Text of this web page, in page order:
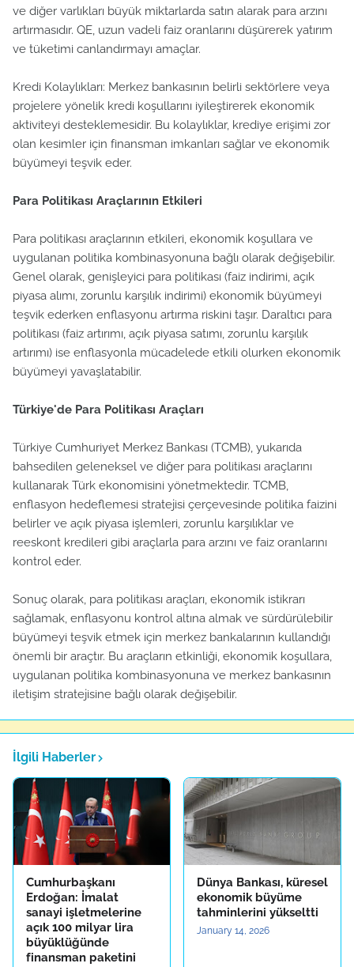
ve diğer varlıkları büyük miktarlarda satın alarak para arzını
artırmasıdır. QE, uzun vadeli faiz oranlarını düşürerek yatırım
ve tüketimi canlandırmayı amaçlar.
Kredi Kolaylıkları: Merkez bankasının belirli sektörlere veya
projelere yönelik kredi koşullarını iyileştirerek ekonomik
aktiviteyi desteklemesidir. Bu kolaylıklar, krediye erişimi zor
olan kesimler için finansman imkanları sağlar ve ekonomik
büyümeyi teşvik eder.
Para Politikası Araçlarının Etkileri
Para politikası araçlarının etkileri, ekonomik koşullara ve
uygulanan politika kombinasyonuna bağlı olarak değişebilir.
Genel olarak, genişleyici para politikası (faiz indirimi, açık
piyasa alımı, zorunlu karşılık indirimi) ekonomik büyümeyi
teşvik ederken enflasyonu artırma riskini taşır. Daraltıcı para
politikası (faiz artırımı, açık piyasa satımı, zorunlu karşılık
artırımı) ise enflasyonla mücadelede etkili olurken ekonomik
büyümeyi yavaşlatabilir.
Türkiye'de Para Politikası Araçları
Türkiye Cumhuriyet Merkez Bankası (TCMB), yukarıda
bahsedilen geleneksel ve diğer para politikası araçlarını
kullanarak Türk ekonomisini yönetmektedir. TCMB,
enflasyon hedeflemesi stratejisi çerçevesinde politika faizini
belirler ve açık piyasa işlemleri, zorunlu karşılıklar ve
reeskont kredileri gibi araçlarla para arzını ve faiz oranlarını
kontrol eder.
Sonuç olarak, para politikası araçları, ekonomik istikrarı
sağlamak, enflasyonu kontrol altına almak ve sürdürülebilir
büyümeyi teşvik etmek için merkez bankalarının kullandığı
önemli bir araçtır. Bu araçların etkinliği, ekonomik koşullara,
uygulanan politika kombinasyonuna ve merkez bankasının
iletişim stratejisine bağlı olarak değişebilir.
İlgili Haberler
Cumhurbaşkanı
Erdoğan: İmalat
sanayi işletmelerine
açık 100 milyar lira
büyüklüğünde
finansman paketini
Dünya Bankası, küresel
ekonomik büyüme
tahminlerini yükseltti
January 14, 2026